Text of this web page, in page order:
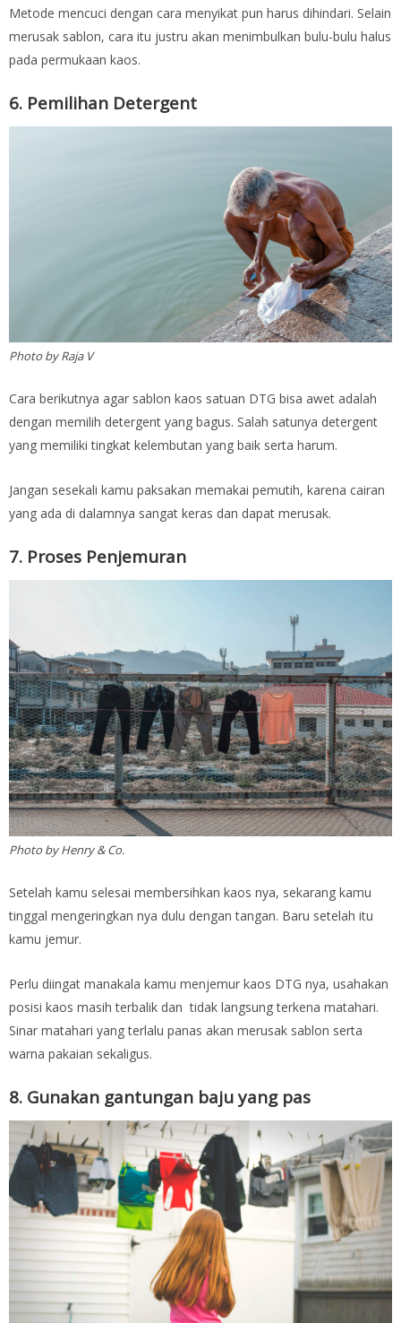
Metode mencuci dengan cara menyikat pun harus dihindari. Selain
merusak sablon, cara itu justru akan menimbulkan bulu-bulu halus
pada permukaan kaos.
6. Pemilihan Detergent
Photo by Raja V
Cara berikutnya agar sablon kaos satuan DTG bisa awet adalah
dengan memilih detergent yang bagus. Salah satunya detergent
yang memiliki tingkat kelembutan yang baik serta harum.
Jangan sesekali kamu paksakan memakai pemutih, karena cairan
yang ada di dalamnya sangat keras dan dapat merusak.
7. Proses Penjemuran
Photo by Henry & Co.
Setelah kamu selesai membersihkan kaos nya, sekarang kamu
tinggal mengeringkan nya dulu dengan tangan. Baru setelah itu
kamu jemur.
Perlu diingat manakala kamu menjemur kaos DTG nya, usahakan
posisi kaos masih terbalik dan tidak langsung terkena matahari.
Sinar matahari yang terlalu panas akan merusak sablon serta
warna pakaian sekaligus.
8. Gunakan gantungan baju yang pas